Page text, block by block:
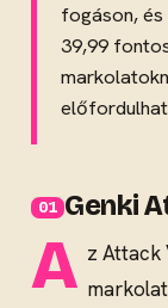
fogáson,
39,99
Genki
A z Attack